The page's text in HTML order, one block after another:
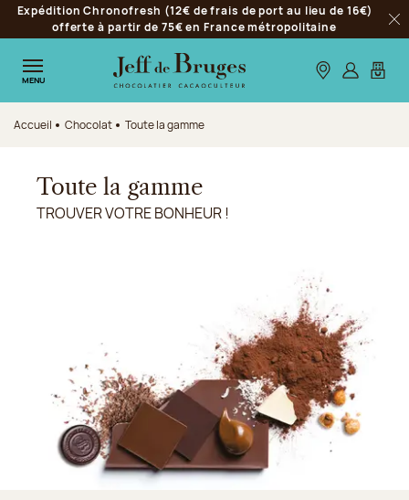
Aller à la navigation
Aller au contenu principal
Aller au pied de page
Expédition Chronofresh (12€ de frais de port au lieu de 16€)
offerte à partir de 75€ en France métropolitaine
MENU Nos boutiques
S’identifier
Mon
Accueil Chocolat Toute la gamme
Toute la gamme
TROUVER VOTRE BONHEUR !